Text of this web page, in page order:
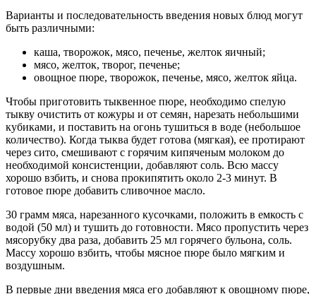
Варианты и последовательность введения новых блюд могут
быть различными:
каша, творожок, мясо, печенье, желток яичный;
мясо, желток, творог, печенье;
овощное пюре, творожок, печенье, мясо, желток яйца.
Чтобы приготовить тыквенное пюре, необходимо спелую
тыкву очистить от кожуры и от семян, нарезать небольшими
кубиками, и поставить на огонь тушиться в воде (небольшое
количество). Когда тыква будет готова (мягкая), ее протирают
через сито, смешивают с горячим кипяченым молоком до
необходимой консистенции, добавляют соль. Всю массу
хорошо взбить, и снова прокипятить около 2-3 минут. В
готовое пюре добавить сливочное масло.
30 грамм мяса, нарезанного кусочками, положить в емкость с
водой (50 мл) и тушить до готовности. Мясо пропустить через
мясорубку два раза, добавить 25 мл горячего бульона, соль.
Массу хорошо взбить, чтобы мясное пюре было мягким и
воздушным.
В первые дни введения мяса его добавляют к овощному пюре,